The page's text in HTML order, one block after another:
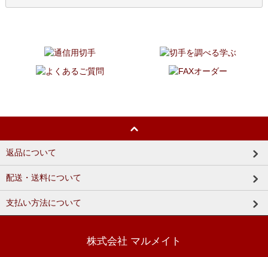
返品について
配送・送料について
支払い方法について
株式会社 マルメイト